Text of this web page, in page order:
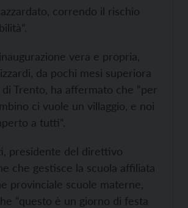
correndo il rischio
vera e propria,
da pochi mesi superiora
Trento, ha affermato che “per
ci vuole un villaggio, e noi
a tutti”.
presidente del direttivo
che gestisce la scuola affiliata
provinciale scuole materne,
“questo è un giorno di festa